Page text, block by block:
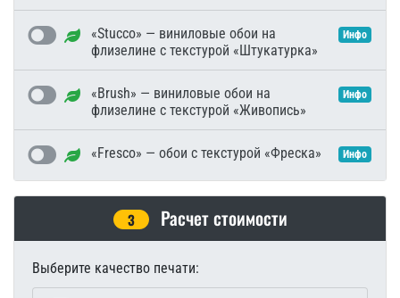
«Stucco» — виниловые обои на
флизелине с текстурой «Штукатурка»
Инфо
«Brush» — виниловые обои на
флизелине с текстурой «Живопись»
Инфо
«Fresco» — обои с текстурой «Фреска» Инфо
3 Расчет стоимости
Выберите качество печати: